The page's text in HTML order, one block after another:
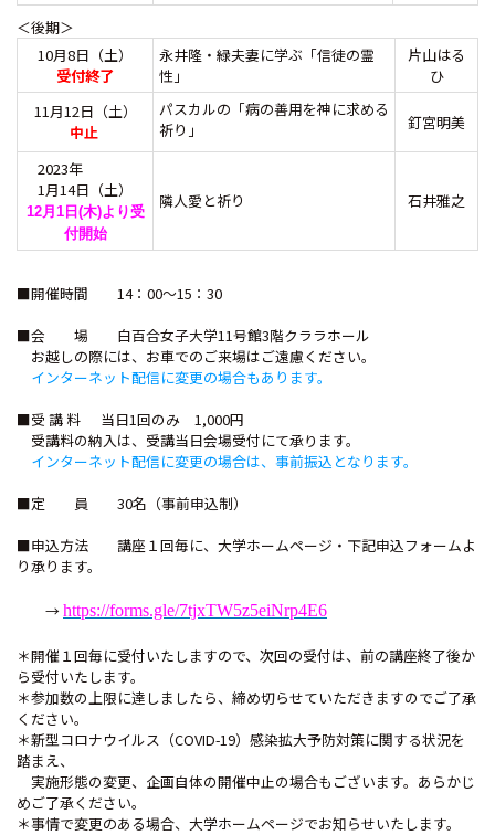
＜後期＞
10月8日（土）
受付終了
永井隆・緑夫妻に学ぶ「信徒の霊
性」
片山はる
ひ
11月12日（土）
中止
パスカルの「病の善用を神に求める
祈り」
釘宮明美
2023年
1月14日（土）
12月1日(木)より受
付開始
隣人愛と祈り 石井雅之
■開催時間 14：00～15：30
■会 場 白百合女子大学11号館3階クララホール
お越しの際には、お車でのご来場はご遠慮ください。
インターネット配信に変更の場合もあります。
■受 講 料 当日1回のみ 1,000円
受講料の納入は、受講当日会場受付にて承ります。
インターネット配信に変更の場合は、事前振込となります。
■定 員 30名（事前申込制）
■申込方法 講座１回毎に、 大学ホームページ・下記申込フォームよ
り承ります。
→ https://forms.gle/7tjxTW5z5eiNrp4E6
＊開催１回毎に受付いたしますので、次回の受付は、前の講座終了後か
ら受付いたします。
＊参加数の上限に達しましたら、締め切らせていただきますのでご了承
ください。
＊新型コロナウイルス（COVID-19）感染拡大予防対策に関する状況を
踏まえ、
実施形態の変更、企画自体の開催中止の場合もございます。あらかじ
めご了承ください。
＊事情で変更のある場合、大学ホームページでお知らせいたします。